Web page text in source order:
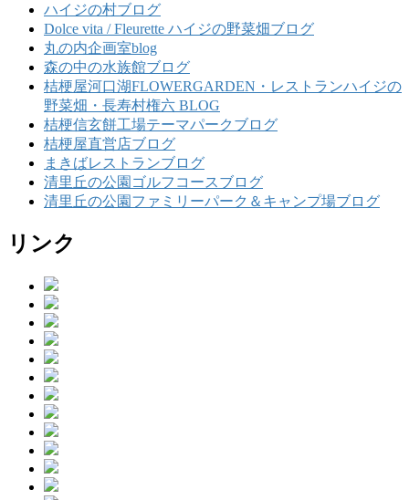
ハイジの村ブログ
Dolce vita / Fleurette ハイジの野菜畑ブログ
丸の内企画室blog
森の中の水族館ブログ
桔梗屋河口湖FLOWERGARDEN・レストランハイジの
野菜畑・長寿村権六 BLOG
桔梗信玄餅工場テーマパークブログ
桔梗屋直営店ブログ
まきばレストランブログ
清里丘の公園ゴルフコースブログ
清里丘の公園ファミリーパーク＆キャンプ場ブログ
リンク